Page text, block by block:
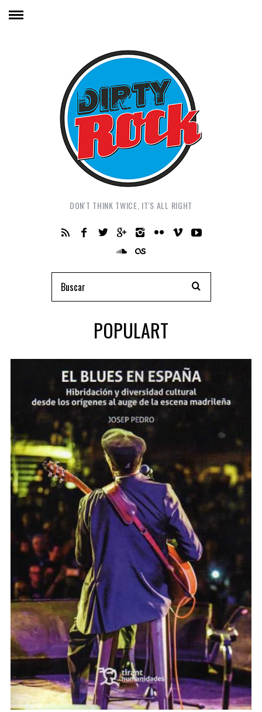
DON'T THINK TWICE, IT'S ALL RIGHT
POPULART